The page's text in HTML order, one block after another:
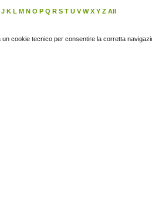
J K L M N O P Q R S T U V W X Y Z All
cookie tecnico per consentire la corretta